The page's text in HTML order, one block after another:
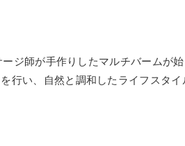
ジ師が手作りしたマルチバームが始
い、自然と調和したライフスタイ